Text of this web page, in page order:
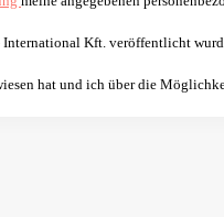
Kft. veröffentlicht
hat und ich über die